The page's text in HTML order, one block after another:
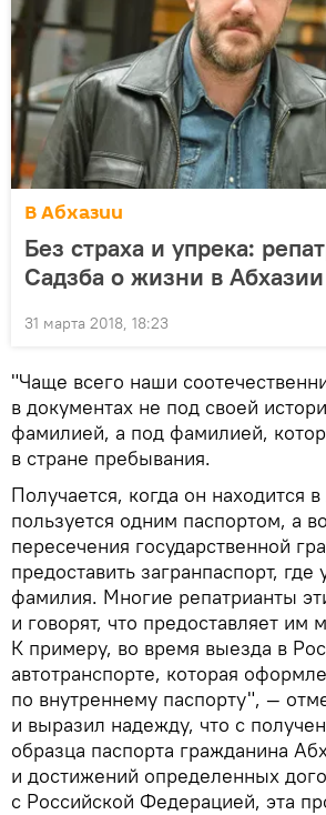
В Абхазии
Без страха и упрека:
Садзба о жизни в Абхазии
31 марта 2018, 18:23
"Чаще всего наши
в документах не под своей
фамилией, а под фамилией,
в стране пребывания.
Получается, когда он находится
пользуется одним паспортом, а
пересечения государственной
предоставить загранпаспорт, где
фамилия. Многие репатрианты
и говорят, что предоставляет им
К примеру, во время выезда в
автотранспорте, которая
по внутреннему паспорту", —
и выразил надежду, что с
образца паспорта гражданина
и достижений определенных
с Российской Федерацией, эта